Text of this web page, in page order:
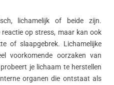
lichamelijk of beide zijn.
op stress, maar kan ook
of slaapgebrek. Lichamelijke
voorkomende oorzaken van
je lichaam te herstellen
organen die ontstaat als